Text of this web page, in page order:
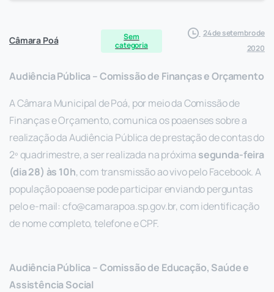
Câmara Poá
Sem
categoria
24 de setembro de
2020
Audiência Pública – Comissão de Finanças e Orçamento
A Câmara Municipal de Poá, por meio da Comissão de
Finanças e Orçamento, comunica os poaenses sobre a
realização da Audiência Pública de prestação de contas do
2º quadrimestre, a ser realizada na próxima segunda-feira
(dia 28) às 10h, com transmissão ao vivo pelo Facebook. A
população poaense pode participar enviando perguntas
pelo e-mail: cfo@camarapoa.sp.gov.br, com identificação
de nome completo, telefone e CPF.
Audiência Pública – Comissão de Educação, Saúde e
Assistência Social